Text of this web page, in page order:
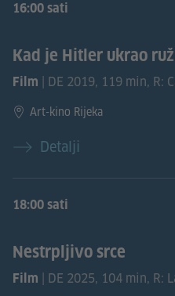
16:00 sati
Kad je Hitler ukrao
Film | DE 2019, 119 min, R:
Art-kino Rijeka
Detalji
18:00 sati
Nestrpljivo srce
Film | DE 2025, 104 min, R: